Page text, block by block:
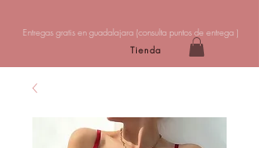
Entregas gratis en guadalajara (consulta puntos de entrega )
Tienda